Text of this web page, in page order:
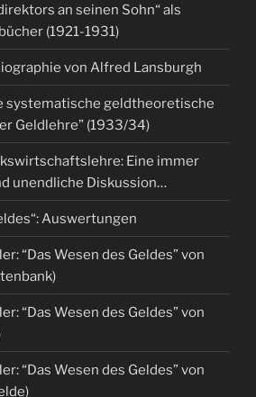
an seinen Sohn“ als
(1921-1931)
von Alfred Lansburgh
systematische geldtheoretische
Geldlehre” (1933/34)
Eine immer
unendliche Diskussion…
Auswertungen
“Das Wesen des Geldes” von
“Das Wesen des Geldes” von
“Das Wesen des Geldes” von